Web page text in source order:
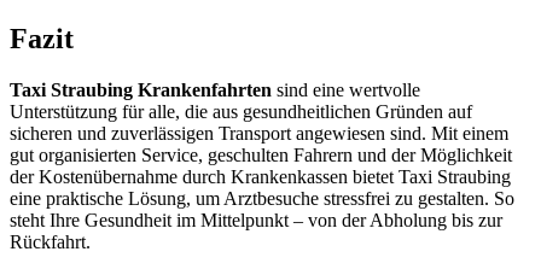
Fazit
Taxi Straubing Krankenfahrten sind eine wertvolle
Unterstützung für alle, die aus gesundheitlichen Gründen auf
sicheren und zuverlässigen Transport angewiesen sind. Mit einem
gut organisierten Service, geschulten Fahrern und der Möglichkeit
der Kostenübernahme durch Krankenkassen bietet Taxi Straubing
eine praktische Lösung, um Arztbesuche stressfrei zu gestalten. So
steht Ihre Gesundheit im Mittelpunkt – von der Abholung bis zur
Rückfahrt.